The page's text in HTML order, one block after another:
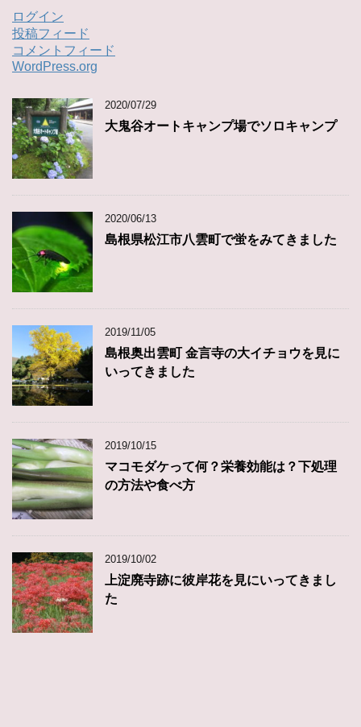
ログイン
投稿フィード
コメントフィード
WordPress.org
2020/07/29
大鬼谷オートキャンプ場でソロキャンプ
2020/06/13
島根県松江市八雲町で蛍をみてきました
2019/11/05
島根奥出雲町 金言寺の大イチョウを見に
いってきました
2019/10/15
マコモダケって何？栄養効能は？下処理
の方法や食べ方
2019/10/02
上淀廃寺跡に彼岸花を見にいってきまし
た